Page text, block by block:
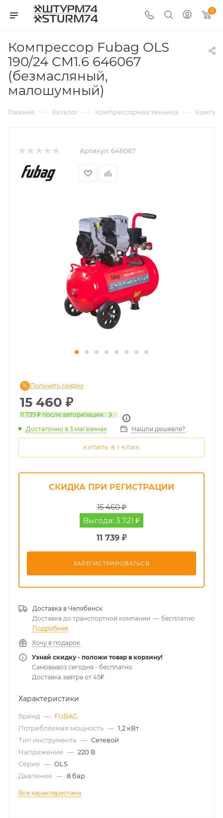
0
Компрессор Fubag OLS
190/24 CM1.6 646067
(безмасляный,
малошумный)
Главная — Каталог — Компрессорная техника —
Артикул: 646067
15 460 ₽
11 739 ₽ после авторизации
Получить скидку
Достаточно в 3 магазинах Нашли дешевле?
КУПИТЬ В 1 КЛИК
СКИДКА ПРИ РЕГИСТРАЦИИ
15 460 ₽
Выгода: 3 721 ₽
11 739 ₽
ЗАРЕГИСТРИРОВАТЬСЯ
Доставка в Челябинск
Доставка до транспортной компании — бесплатно
Подробнее
Хочу в подарок
Узнай скидку - положи товар в корзину!
Самовывоз сегодня - бесплатно
Доставка завтра от 45₽
Характеристики
Бренд — FUBAG
Потребляемая мощность — 1,2 кВт
Тип инструмента — Сетевой
Напряжение — 220 В
Серия — OLS
Давление — 8 бар
Все характеристики